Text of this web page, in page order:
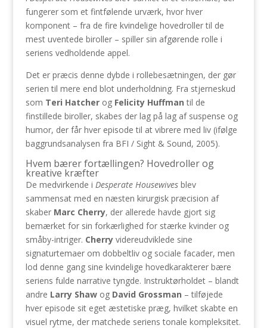
fungerer som et fintfølende urværk, hvor hver
komponent – fra de fire kvindelige hovedroller til de
mest uventede biroller – spiller sin afgørende rolle i
seriens vedholdende appel.
Det er præcis denne dybde i rollebesætningen, der gør
serien til mere end blot underholdning. Fra stjerneskud
som Teri Hatcherog Felicity Huffman til de
finstillede biroller, skabes der lag på lag af suspense og
humor, der får hver episode til at vibrere med liv (ifølge
baggrundsanalysen fra BFI / Sight & Sound, 2005).
Hvem bærer fortællingen? Hovedroller og
kreative kræfter
De medvirkende i Desperate Housewivesblev
sammensat med en næsten kirurgisk præcision af
skaber Marc Cherry, der allerede havde gjort sig
bemærket for sin forkærlighed for stærke kvinder og
småby-intriger. Cherryvidereudviklede sine
signaturtemaer om dobbeltliv og sociale facader, men
lod denne gang sine kvindelige hovedkarakterer bære
seriens fulde narrative tyngde. Instruktørholdet – blandt
andre Larry Shawog David Grossman – tilføjede
hver episode sit eget æstetiske præg, hvilket skabte en
visuel rytme, der matchede seriens tonale kompleksitet.